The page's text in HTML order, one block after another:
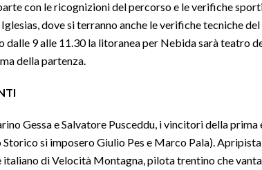
con le ricognizioni del percorso e le verifiche
dove si terranno anche le verifiche tecniche
dalle 9 alle 11.30 la litoranea per Nebida sarà teatro
della partenza.
Gessa e Salvatore Pusceddu, i vincitori della prima
si imposero Giulio Pes e Marco Pala).
italiano di Velocità Montagna, pilota trentino che